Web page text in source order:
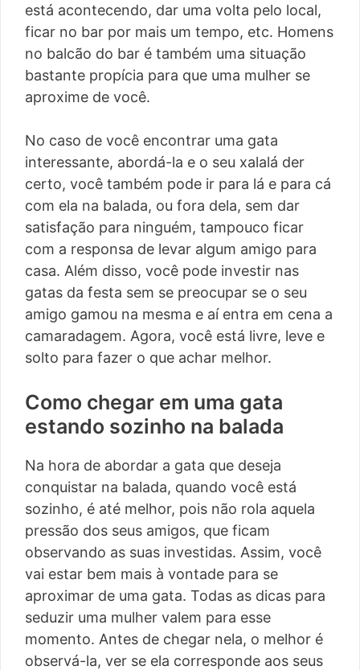
está acontecendo, dar uma volta pelo local,
ficar no bar por mais um tempo, etc. Homens
no balcão do bar é também uma situação
bastante propícia para que uma mulher se
aproxime de você.
No caso de você encontrar uma gata
interessante, abordá-la e o seu xalalá der
certo, você também pode ir para lá e para cá
com ela na balada, ou fora dela, sem dar
satisfação para ninguém, tampouco ficar
com a responsa de levar algum amigo para
casa. Além disso, você pode investir nas
gatas da festa sem se preocupar se o seu
amigo gamou na mesma e aí entra em cena a
camaradagem. Agora, você está livre, leve e
solto para fazer o que achar melhor.
Como chegar em uma gata
estando sozinho na balada
Na hora de abordar a gata que deseja
conquistar na balada, quando você está
sozinho, é até melhor, pois não rola aquela
pressão dos seus amigos, que ficam
observando as suas investidas. Assim, você
vai estar bem mais à vontade para se
aproximar de uma gata. Todas as dicas para
seduzir uma mulher valem para esse
momento. Antes de chegar nela, o melhor é
observá-la, ver se ela corresponde aos seus